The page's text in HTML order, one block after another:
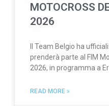
MOTOCROSS
2026
Il Team Belgio ha
prenderà parte al FIM
2026, in programma a
READ MORE »